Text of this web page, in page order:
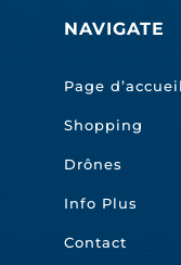
NAVIGATE
Page d’accueil
Shopping
Drônes
Info Plus
Contact